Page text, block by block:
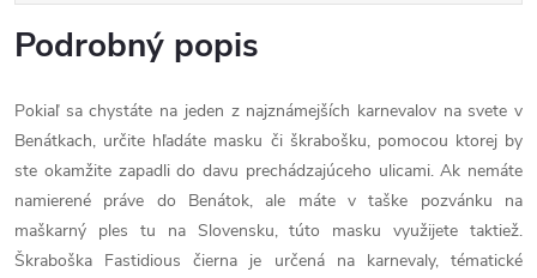
Podrobný popis
Pokiaľ sa chystáte na jeden z najznámejších karnevalov na svete v
Benátkach, určite hľadáte masku či škrabošku, pomocou ktorej by
ste okamžite zapadli do davu prechádzajúceho ulicami. Ak nemáte
namierené práve do Benátok, ale máte v taške pozvánku na
maškarný ples tu na Slovensku, túto masku využijete taktiež.
Škraboška Fastidious čierna je určená na karnevaly, tématické